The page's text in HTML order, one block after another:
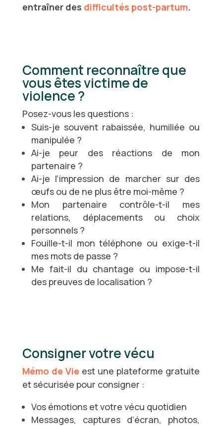
entraîner des difficultés post-partum.
Comment reconnaître que
vous êtes victime de
violence ?
Posez-vous les questions :
Suis-je souvent rabaissée, humiliée ou
manipulée ?
Ai-je peur des réactions de mon
partenaire ?
Ai-je l’impression de marcher sur des
œufs ou de ne plus être moi-même ?
Mon partenaire contrôle-t-il mes
relations, déplacements ou choix
personnels ?
Fouille-t-il mon téléphone ou exige-t-il
mes mots de passe ?
Me fait-il du chantage ou impose-t-il
des preuves de localisation ?
Consigner votre vécu
Mémo de Vie est une plateforme gratuite
et sécurisée pour consigner :
Vos émotions et votre vécu quotidien
Messages, captures d’écran, photos,